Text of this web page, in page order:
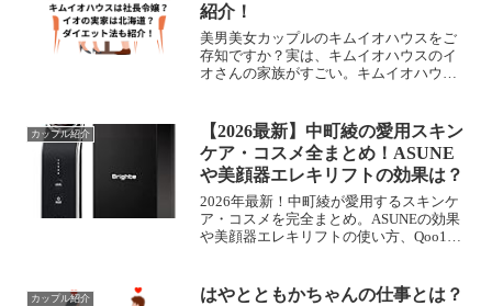
紹介！
美男美女カップルのキムイオハウスをご
存知ですか？実は、キムイオハウスのイ
オさんの家族がすごい。キムイオハウス
イルの良いイオさんが一番効果を感じた
ダイエット法を紹介。
カップル紹介
【2026最新】中町綾の愛用スキン
ケア・コスメ全まとめ！ASUNE
や美顔器エレキリフトの効果は？
2026年最新！中町綾が愛用するスキンケ
ア・コスメを完全まとめ。ASUNEの効果
や美顔器エレキリフトの使い方、Qoo10
カップル紹介
はやとともかちゃんの仕事とは？